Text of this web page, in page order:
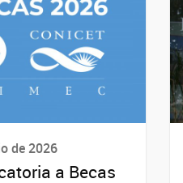
de 2026
a Becas